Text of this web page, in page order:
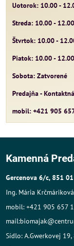
Uotorok: 10.00 -
Streda: 10.00 -
Štvrtok: 10.00 -
Piatok: 10.00 -
Sobota: Zatvorené
Predajňa -
mobil: +421 905
Kamenná
Gercenova 6/c, 851
Ing. Mária Krčmáriková
mobil: +421 905 657
Sídlo: A.Gwerkovej